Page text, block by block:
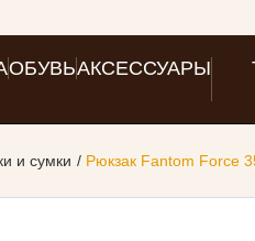
ОБУВЬАКСЕССУАРЫ
и сумки Рюкзак Fantom Force